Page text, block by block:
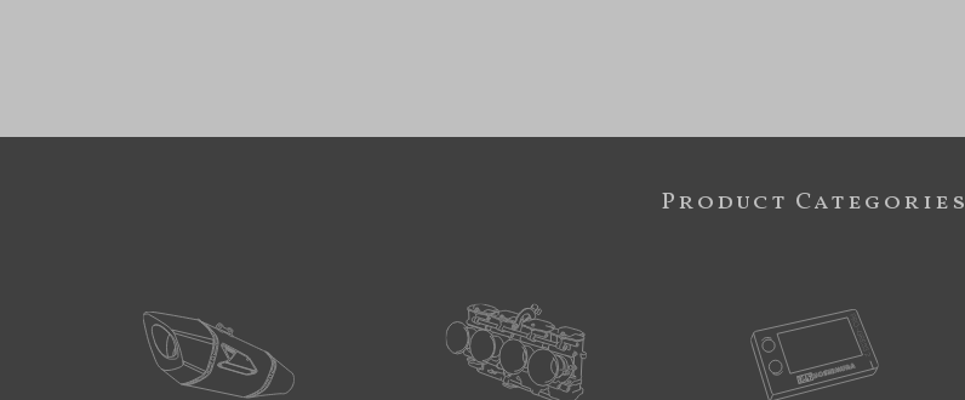
Product Categories